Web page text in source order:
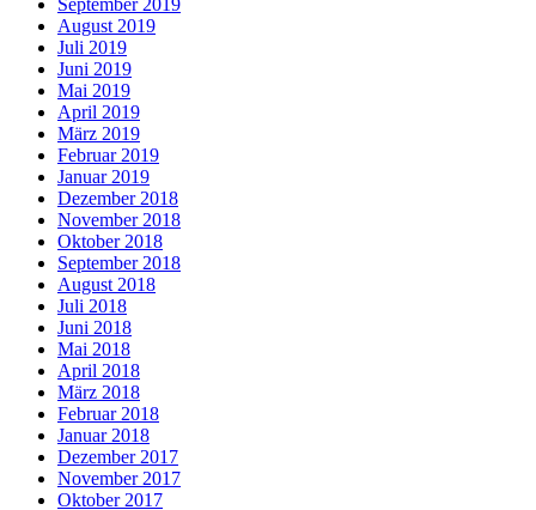
August 2019
Juli 2019
Juni 2019
Mai 2019
April 2019
März 2019
Februar 2019
Januar 2019
Dezember 2018
November 2018
Oktober 2018
September 2018
August 2018
Juli 2018
Juni 2018
Mai 2018
April 2018
März 2018
Februar 2018
Januar 2018
Dezember 2017
November 2017
Oktober 2017